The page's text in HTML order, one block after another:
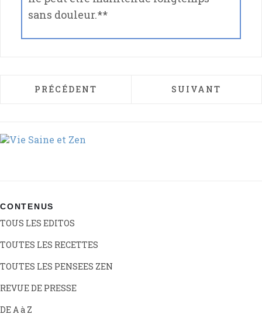
sans douleur.**
ARTICLE PRÉCÉDENT : MANGER SAIN ET
PRÉCÉDENT ARTICLE
SUIVANT
CONTENUS
TOUS LES EDITOS
TOUTES LES RECETTES
TOUTES LES PENSEES ZEN
REVUE DE PRESSE
DE A à Z